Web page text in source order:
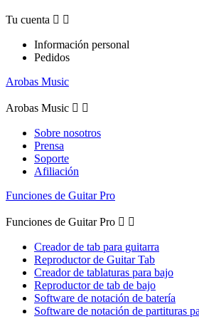
Tu cuenta  
Información personal
Pedidos
Arobas Music
Arobas Music  
Sobre nosotros
Prensa
Soporte
Afiliación
Funciones de Guitar Pro
Funciones de Guitar Pro  
Creador de tab para guitarra
Reproductor de Guitar Tab
Creador de tablaturas para bajo
Reproductor de tab de bajo
Software de notación de batería
Software de notación de partituras